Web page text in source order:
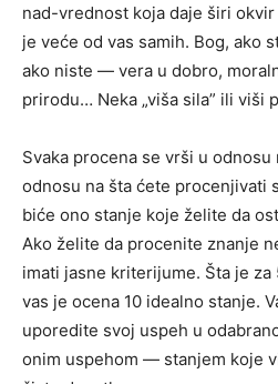
nad-vrednost koja daje širi
je veće od vas samih. Bog, ako
ako niste — vera u dobro,
prirodu… Neka „viša sila” ili viši
Svaka procena se vrši u odnosu
odnosu na šta ćete procenjivati
biće ono stanje koje želite da
Ako želite da procenite znanje
imati jasne kriterijume. Šta je za
vas je ocena 10 idealno stanje.
uporedite svoj uspeh u
onim uspehom — stanjem koje